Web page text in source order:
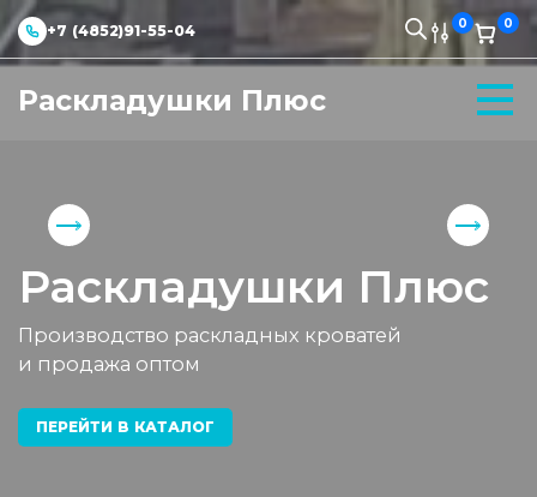
+7 (4852)91-55-04 0 0
Раскладушки Плюс
Раскладушки Плюс
Производство раскладных кроватей
и продажа оптом
ПЕРЕЙТИ В КАТАЛОГ